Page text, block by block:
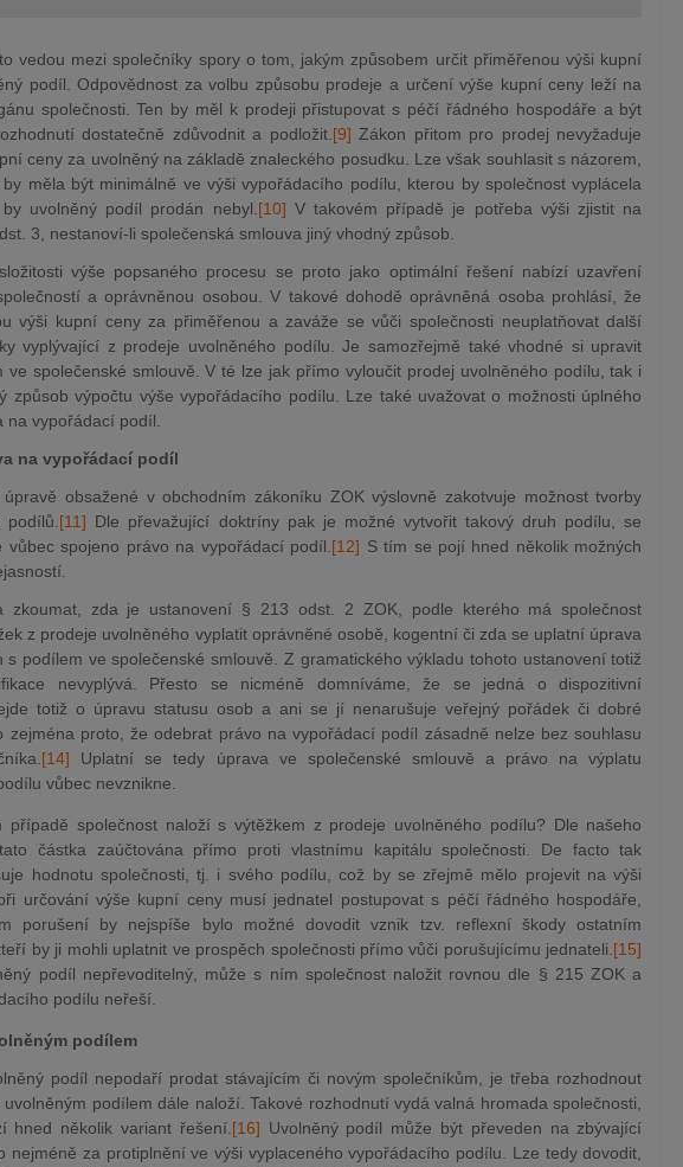
vedou mezi společníky spory o tom, jakým způsobem určit přiměřenou výši kupní
podíl. Odpovědnost za volbu způsobu prodeje a určení výše kupní ceny leží na
společnosti. Ten by měl k prodeji přistupovat s péčí řádného hospodáře a být
dostatečně zdůvodnit a podložit. [9] Zákon přitom pro prodej nevyžaduje
ceny za uvolněný na základě znaleckého posudku. Lze však souhlasit s názorem,
měla být minimálně ve výši vypořádacího podílu, kterou by společnost vyplácela
uvolněný podíl prodán nebyl. [10] V takovém případě je potřeba výši zjistit na
3, nestanoví-li společenská smlouva jiný vhodný způsob.
výše popsaného procesu se proto jako optimální řešení nabízí uzavření
a oprávněnou osobou. V takové dohodě oprávněná osoba prohlásí, že
výši kupní ceny za přiměřenou a zaváže se vůči společnosti neuplatňovat další
vyplývající z prodeje uvolněného podílu. Je samozřejmě také vhodné si upravit
ve společenské smlouvě. V té lze jak přímo vyloučit prodej uvolněného podílu, tak i
způsob výpočtu výše vypořádacího podílu. Lze také uvažovat o možnosti úplného
na vypořádací podíl.
na vypořádací podíl
obsažené v obchodním zákoníku ZOK výslovně zakotvuje možnost tvorby
[11] Dle převažující doktríny pak je možné vytvořit takový druh podílu, se
vůbec spojeno právo na vypořádací podíl. [12] S tím se pojí hned několik možných
zkoumat, zda je ustanovení § 213 odst. 2 ZOK, podle kterého má společnost
z prodeje uvolněného vyplatit oprávněné osobě, kogentní či zda se uplatní úprava
s podílem ve společenské smlouvě. Z gramatického výkladu tohoto ustanovení totiž
nevyplývá. Přesto se nicméně domníváme, že se jedná o dispozitivní
totiž o úpravu statusu osob a ani se jí nenarušuje veřejný pořádek či dobré
zejména proto, že odebrat právo na vypořádací podíl zásadně nelze bez souhlasu
[14] Uplatní se tedy úprava ve společenské smlouvě a právo na výplatu
vůbec nevznikne.
případě společnost naloží s výtěžkem z prodeje uvolněného podílu? Dle našeho
částka zaúčtována přímo proti vlastnímu kapitálu společnosti. De facto tak
hodnotu společnosti, tj. i svého podílu, což by se zřejmě mělo projevit na výši
určování výše kupní ceny musí jednatel postupovat s péčí řádného hospodáře,
porušení by nejspíše bylo možné dovodit vznik tzv. reflexní škody ostatním
by ji mohli uplatnit ve prospěch společnosti přímo vůči porušujícímu jednateli. [15]
podíl nepřevoditelný, může s ním společnost naložit rovnou dle § 215 ZOK a
podílu neřeší.
podílem
podíl nepodaří prodat stávajícím či novým společníkům, je třeba rozhodnout
podílem dále naloží. Takové rozhodnutí vydá valná hromada společnosti,
hned několik variant řešení. [16] Uvolněný podíl může být převeden na zbývající
nejméně za protiplnění ve výši vyplaceného vypořádacího podílu. Lze tedy dovodit,